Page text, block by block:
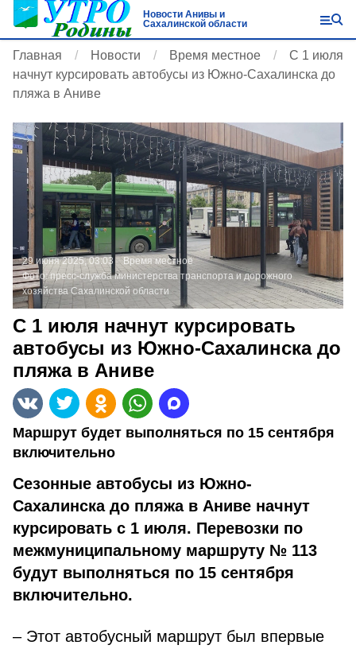
Новости Анивы и
Сахалинской области
Главная Новости Время местное
С 1 июля
начнут курсировать автобусы из Южно-Сахалинска до
пляжа в Аниве
29 июня 2025, 03:03
Время местное
Фото:пресс-служба министерства транспорта и дорожного
хозяйства Сахалинской области
С 1 июля начнут курсировать
автобусы из Южно-Сахалинска до
пляжа в Аниве
Маршрут будет выполняться по 15 сентября
включительно
Сезонные автобусы из Южно-
Сахалинска до пляжа в Аниве начнут
курсировать с 1 июля. Перевозки по
межмуниципальному маршруту № 113
будут выполняться по 15 сентября
включительно.
– Этот автобусный маршрут был впервые